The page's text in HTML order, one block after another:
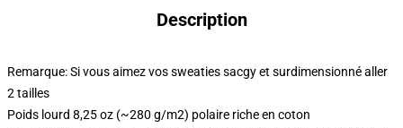
Description
Remarque: Si vous aimez vos sweaties sacgy et surdimensionné aller
2 tailles
Poids lourd 8,25 oz (~280 g/m2) polaire riche en coton